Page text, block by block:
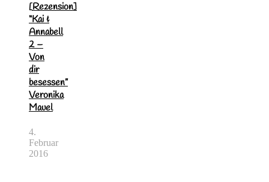
[Rezension]
“Kai &
Annabell
2 –
Von
dir
besessen”
Veronika
Mauel
4.
Februar
2016